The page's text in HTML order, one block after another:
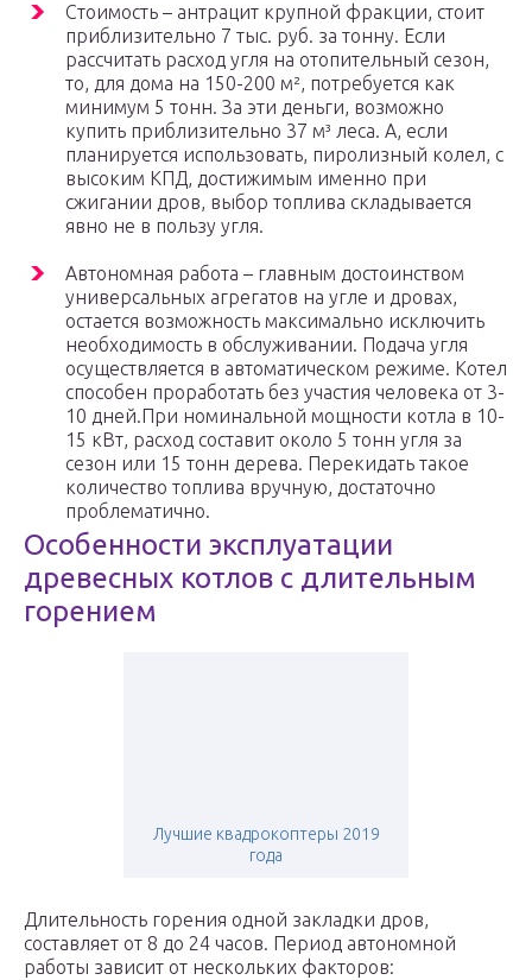
Стоимость – антрацит крупной фракции, стоит
приблизительно 7 тыс. руб. за тонну. Если
рассчитать расход угля на отопительный сезон,
то, для дома на 150-200 м², потребуется как
минимум 5 тонн. За эти деньги, возможно
купить приблизительно 37 м³ леса. А, если
планируется использовать, пиролизный колел, с
высоким КПД, достижимым именно при
сжигании дров, выбор топлива складывается
явно не в пользу угля.
Автономная работа – главным достоинством
универсальных агрегатов на угле и дровах,
остается возможность максимально исключить
необходимость в обслуживании. Подача угля
осуществляется в автоматическом режиме. Котел
способен проработать без участия человека от 3-
10 дней.При номинальной мощности котла в 10-
15 кВт, расход составит около 5 тонн угля за
сезон или 15 тонн дерева. Перекидать такое
количество топлива вручную, достаточно
проблематично.
Особенности эксплуатации
древесных котлов с длительным
горением
Лучшие квадрокоптеры 2019
года
Длительность горения одной закладки дров,
составляет от 8 до 24 часов. Период автономной
работы зависит от нескольких факторов: